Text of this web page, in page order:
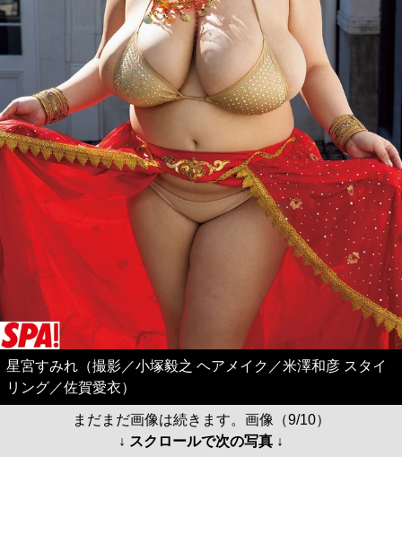
星宮すみれ（撮影／小塚毅之 ヘアメイク／米澤和彦 スタイ
リング／佐賀愛衣）
まだまだ画像は続きます。画像（9/10）
↓ スクロールで次の写真 ↓